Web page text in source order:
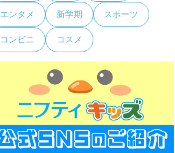
エンタメ 新学期 スポーツ
コンビニ コスメ